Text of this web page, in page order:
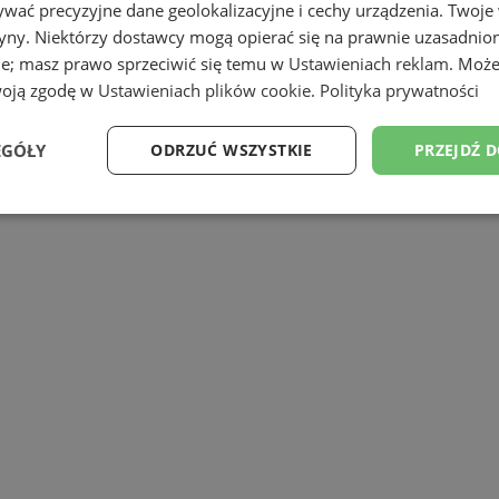
z pulą 2 mld 920 mln zł na
lata 2014-2020.
precyzyjne dane geolokalizacyjne i cechy urządzenia.
Niektórzy dostawcy mogą opierać się na prawnie
masz prawo sprzeciwić się temu w Ustawieniach reklam.
zgodę w Ustawieniach plików cookie. Polityka prywatności
PRZEJDŹ
ODRZUĆ WSZYSTKIE
Wydajność Targetowanie Funkcjonalność